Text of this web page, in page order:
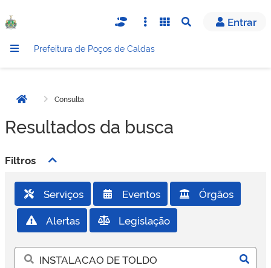
Abrir buscaEntrar
Prefeitura de Poços de Caldas
Página inicial
Consulta
Resultados da busca
Filtros
Serviços Eventos
Órgãos
Alertas
Legislação